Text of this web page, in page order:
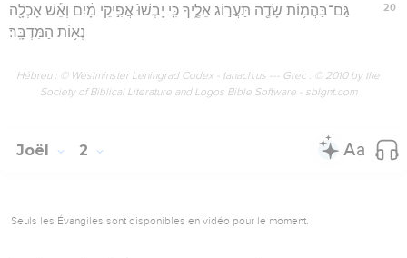
20
גַּם־בַּהֲמ֥וֹת שָׂדֶ֖ה תַּעֲר֣וֹג אֵלֶ֑יךָ כִּ֤י יָֽבְשׁוּ֙ אֲפִ֣יקֵי מָ֔יִם וְאֵ֕שׁ אָכְלָ֖ה
נְא֥וֹת הַמִּדְבָּֽר׃
Hébreu : © Westminster Leningrad Codex - tanach.us --- Grec : © 2010 by the
Society of Biblical Literature and Logos Bible Software - sblgnt.com
Joël 2
Seuls les Évangiles sont disponibles en vidéo pour le moment.